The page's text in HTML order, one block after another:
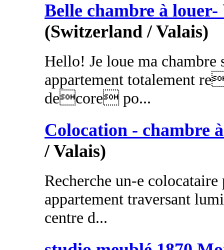
Belle chambre à
(Switzerland / Valais)
Hello! Je loue ma
appartement totalement
decore po...
Colocation - chambre
/ Valais)
Recherche un-e
appartement traversant
centre d...